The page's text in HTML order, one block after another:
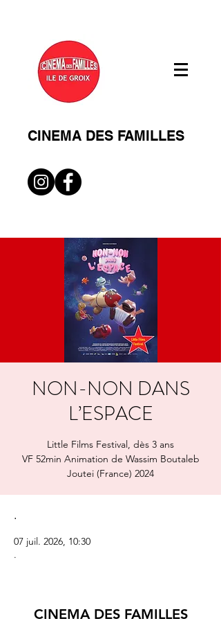
CINEMA DES FAMILLES
NON-NON DANS
L’ESPACE
Little Films Festival, dès 3 ans
VF 52min Animation de Wassim Boutaleb
Joutei (France) 2024
.
07 juil. 2026, 10:30
.
CINEMA DES FAMILLES